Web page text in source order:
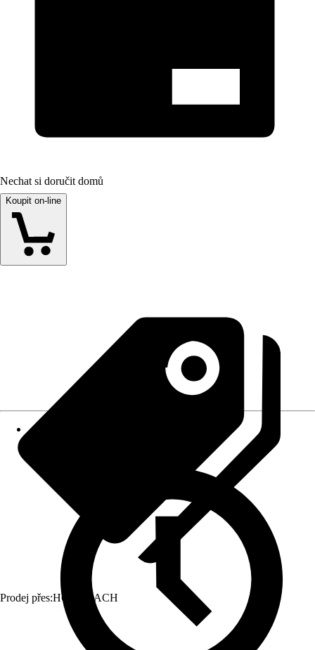
Nechat si doručit domů
Koupit on-line
Prodej přes:HORNBACH